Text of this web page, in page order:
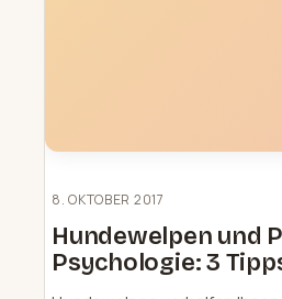
8. OKTOBER 2017
Hundewelpen und
Psychologie: 3